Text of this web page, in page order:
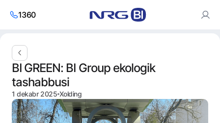
1360
BI GREEN: BI Group ekologik
tashabbusi
1 dekabr 2025 Xolding
Saytdan foydalanish orqali siz cookies va
qayta ishlash siyosatigaroziligingizni bildirasiz.